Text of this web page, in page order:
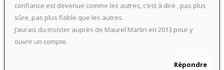
confiance est devenue comme les autres, c’est à dire , pas plus
sûre, pas plus fiable que les autres.
J’aurais du insister auprès de Maurel Martin en 2013 pour y
ouvrir un compte.
Répondre